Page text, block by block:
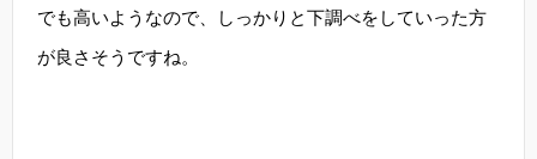
でも高いようなので、しっかりと下調べをしていった方
が良さそうですね。